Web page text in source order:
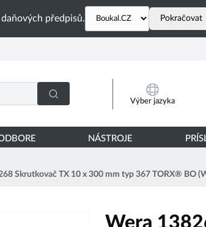
předpisů. Pokračovat
Výber jazyka
NÁSTROJE
Skrutkovač TX 10 x 300 mm typ 367 TORX® BO
Wera